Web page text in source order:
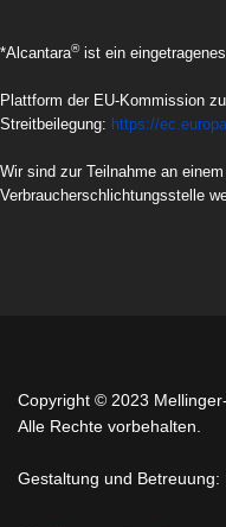
*Alcantara®ist ein
Plattform der EU-Kommission
Streitbeilegung: https://
Wir sind zur Teilnahme an
Verbraucherschlichtungsstelle
Copyright © 2023
Alle Rechte vorbehalten.
Gestaltung und Betreuung: